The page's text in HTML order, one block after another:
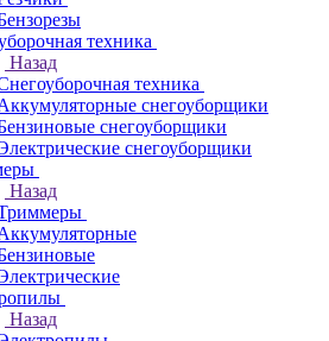
техника
Назад
техника
снегоуборщики
снегоуборщики
снегоуборщики
Назад
Назад